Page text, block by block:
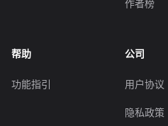
作者榜
帮助
功能指引
公司
用户协议
隐私政策